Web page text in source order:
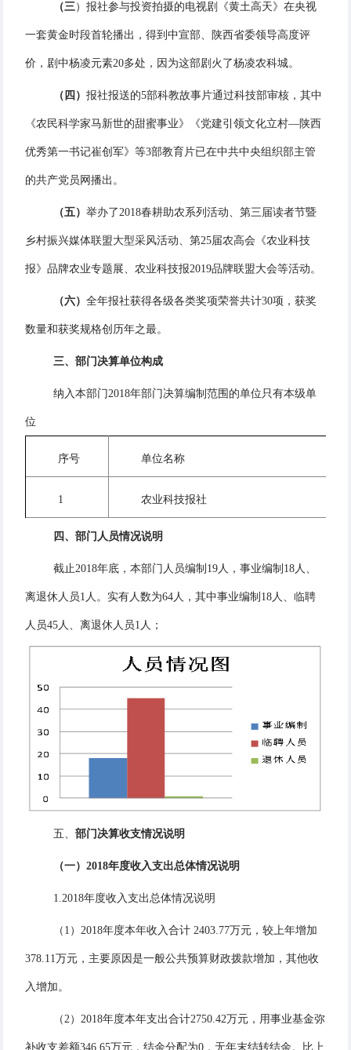
（三） 报社参与投资拍摄的电视剧《黄土高天》在央视
一套黄金时段首轮播出，得到中宣部、陕西省委领导高度评
价，剧中杨凌元素20多处，因为这部剧火了杨凌农科城。
（ 四 ） 报社报送的5部科教故事片通过科技部审核，其中
《农民科学家马新世的甜蜜事业》《党建引领文化立村—陕西
优秀第一书记崔创军》等3部教育片已在中共中央组织部主管
的共产党员网播出。
（五） 举办了2018春耕助农系列活动、第三届读者节暨
乡村振兴媒体联盟大型采风活动、第25届农高会《农业科技
报》品牌农业专题展、农业科技报2019品牌联盟大会等活动。
（六） 全年报社获得各级各类奖项荣誉共计30项，获奖
数量和获奖规格创历年之最。
三、 部门决算单位构成
纳入本部门2018年部门决算编制范围的单位只有本级单
位
序号 单位名称
1 农业科技报社
四、 部门人员情况说明
截止2018年底，本部门人员编制19人，事业编制18人、
离退休人员1人。实有人数为64人，其中事业编制18人、临聘
人员45人、离退休人员1人；
五、 部门决算收支情况说明
（一）2018年度收入支出总体情况说明
1.2018年度收入支出总体情况说明
（1）2018年度本年收入合计 2403.77万元，较上年增加
378.11万元，主要原因是一般公共预算财政拨款增加，其他收
入增加。
（2）2018年度本年支出合计2750.42万元，用事业基金弥
补收支差额346.65万元，结余分配为0，无年末结转结余。比上